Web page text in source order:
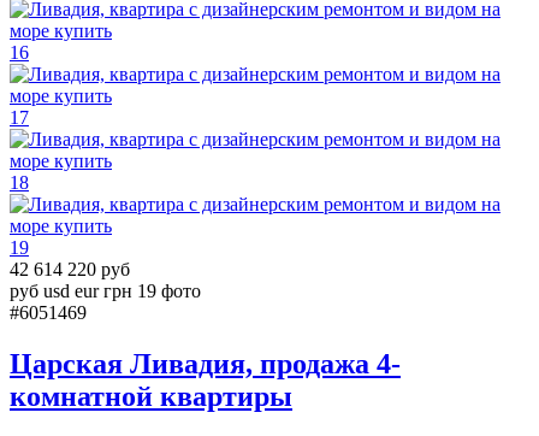
16
17
18
19
42 614 220 руб
руб usd eur грн 19 фото
#6051469
Царская Ливадия, продажа 4-
комнатной квартиры